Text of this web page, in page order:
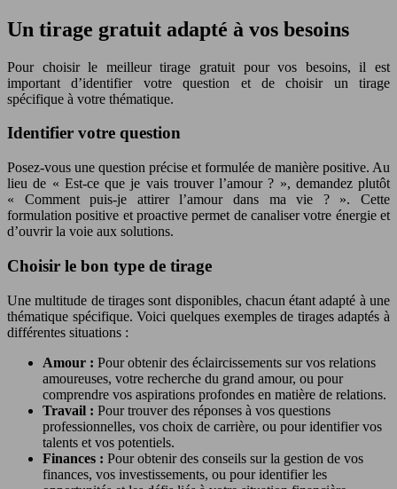
Un tirage gratuit adapté à vos besoins
Pour choisir le meilleur tirage gratuit pour vos besoins, il est
important d’identifier votre question et de choisir un tirage
spécifique à votre thématique.
Identifier votre question
Posez-vous une question précise et formulée de manière positive. Au
lieu de « Est-ce que je vais trouver l’amour ? », demandez plutôt
« Comment puis-je attirer l’amour dans ma vie ? ». Cette
formulation positive et proactive permet de canaliser votre énergie et
d’ouvrir la voie aux solutions.
Choisir le bon type de tirage
Une multitude de tirages sont disponibles, chacun étant adapté à une
thématique spécifique. Voici quelques exemples de tirages adaptés à
différentes situations :
Amour : Pour obtenir des éclaircissements sur vos relations
amoureuses, votre recherche du grand amour, ou pour
comprendre vos aspirations profondes en matière de relations.
Travail : Pour trouver des réponses à vos questions
professionnelles, vos choix de carrière, ou pour identifier vos
talents et vos potentiels.
Finances : Pour obtenir des conseils sur la gestion de vos
finances, vos investissements, ou pour identifier les